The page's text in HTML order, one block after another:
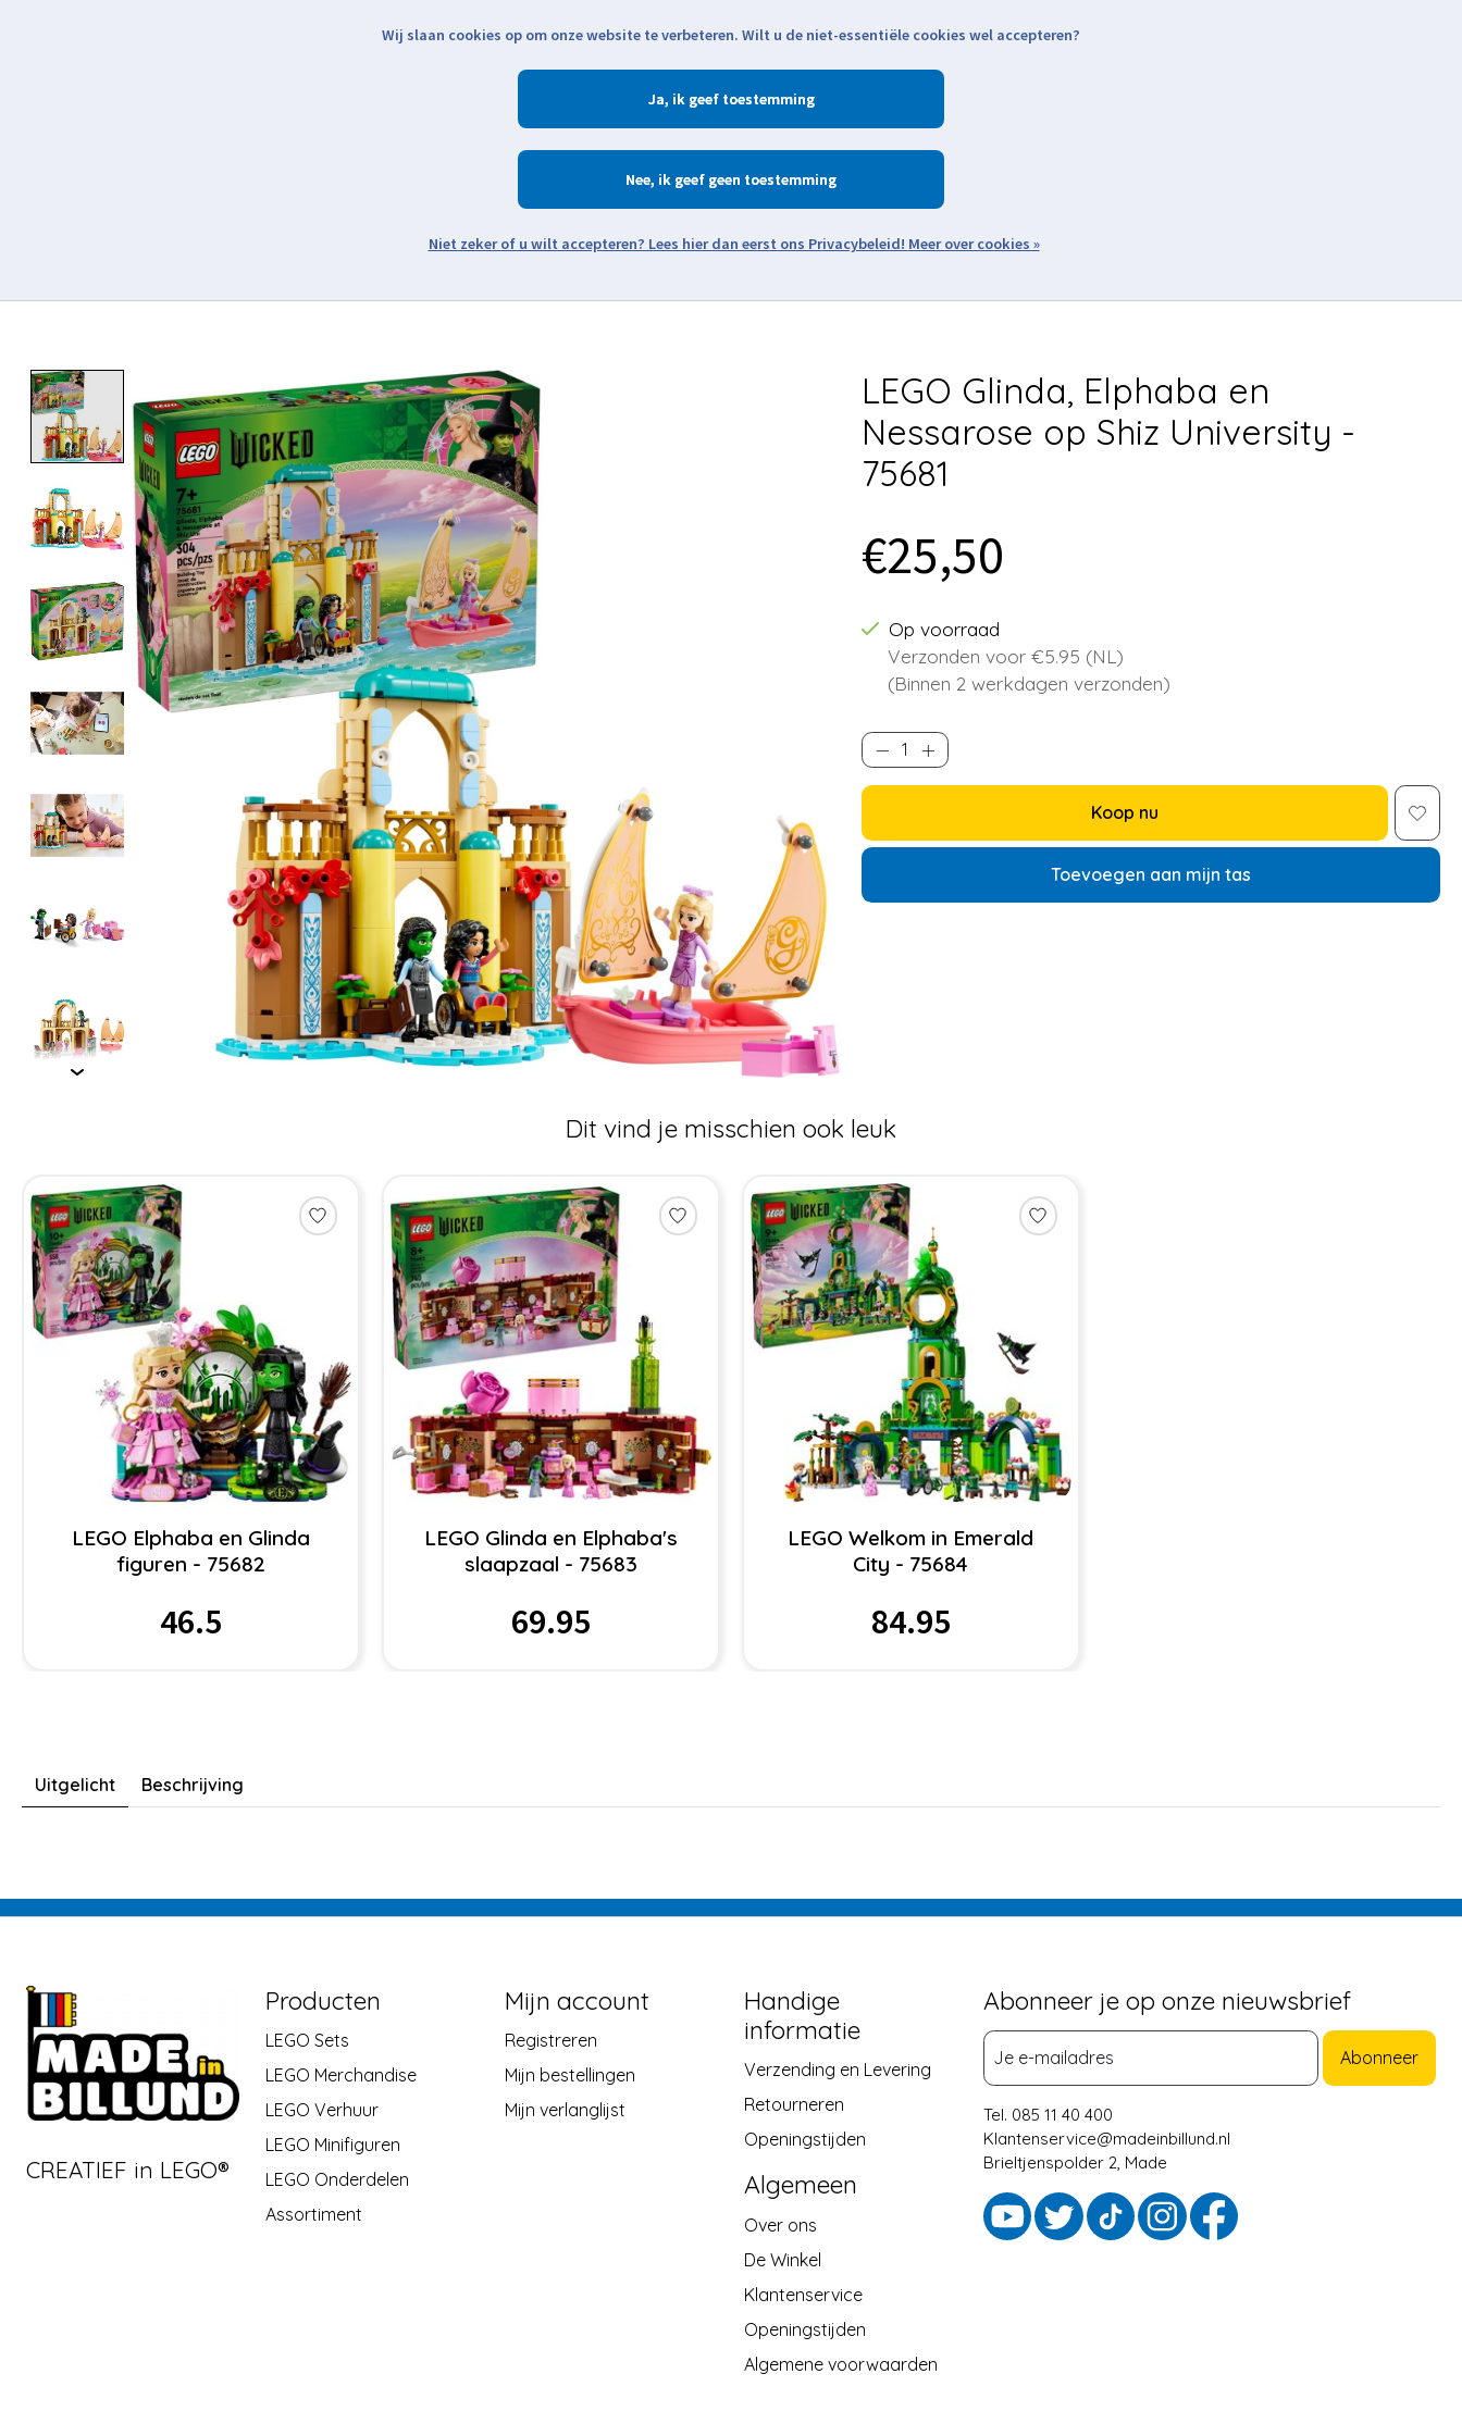
Zoeken
Product image slideshow Items
LEGO Glinda, Elphaba en
Nessarose op Shiz University -
75681
€25,50
Op voorraad
Verzonden voor €5.95 (NL)
(Binnen 2 werkdagen verzonden)
Koop nu
Toevoegen aan mijn tas
Dit vind je misschien ook leuk
Items van productcarrousel
LEGO Elphaba en Glinda
figuren - 75682
46.5
LEGO Glinda en Elphaba's
slaapzaal - 75683
69.95
LEGO Welkom in Emerald
City - 75684
84.95
Uitgelicht Beschrijving
CREATIEF in LEGO®
Producten
LEGO Sets
LEGO Merchandise
LEGO Verhuur
LEGO Minifiguren
LEGO Onderdelen
Assortiment
Mijn account
Registreren
Mijn bestellingen
Mijn verlanglijst
Handige
informatie
Verzending en Levering
Retourneren
Openingstijden
Algemeen
Over ons
De Winkel
Klantenservice
Openingstijden
Algemene voorwaarden
Abonneer je op onze nieuwsbrief
Abonneer
Tel. 085 11 40 400
Klantenservice@madeinbillund.nl
Brieltjenspolder 2, Made
Wij slaan cookies op om onze website te verbeteren. Wilt u de niet-essentiële cookies wel accepteren?
Ja
Nee
Meer over cookies »